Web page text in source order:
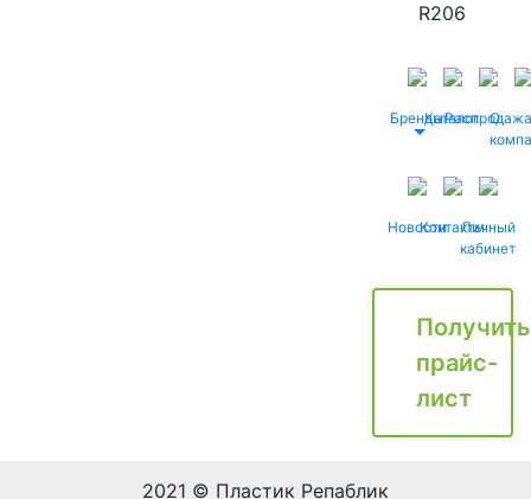
R206
БрендыКаталог
Распродажа
О
НовостиКонтактыЛичный
кабинет
Получить
прайс-
лист
2021 © Пластик Репаблик